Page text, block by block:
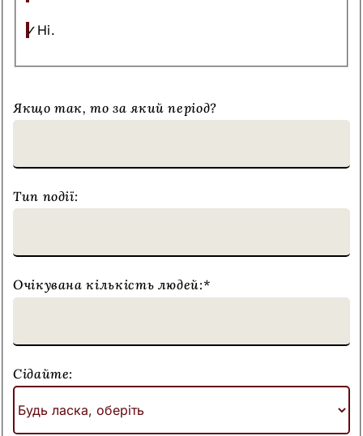
Ні.
Якщо так, то за який період?
Тип події:
Очікувана кількість людей:*
Сідайте: